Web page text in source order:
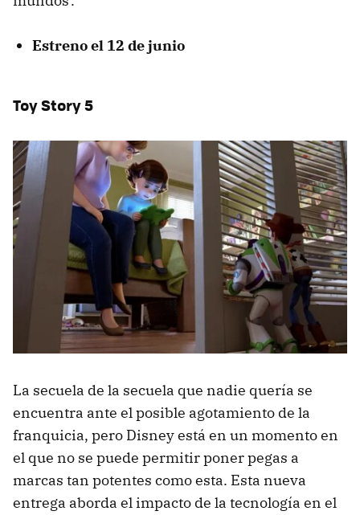
Estreno el 12 de junio
Toy Story 5
La secuela de la secuela que nadie quería se
encuentra ante el posible agotamiento de la
franquicia, pero Disney está en un momento en
el que no se puede permitir poner pegas a
marcas tan potentes como esta. Esta nueva
entrega aborda el impacto de la tecnología en el